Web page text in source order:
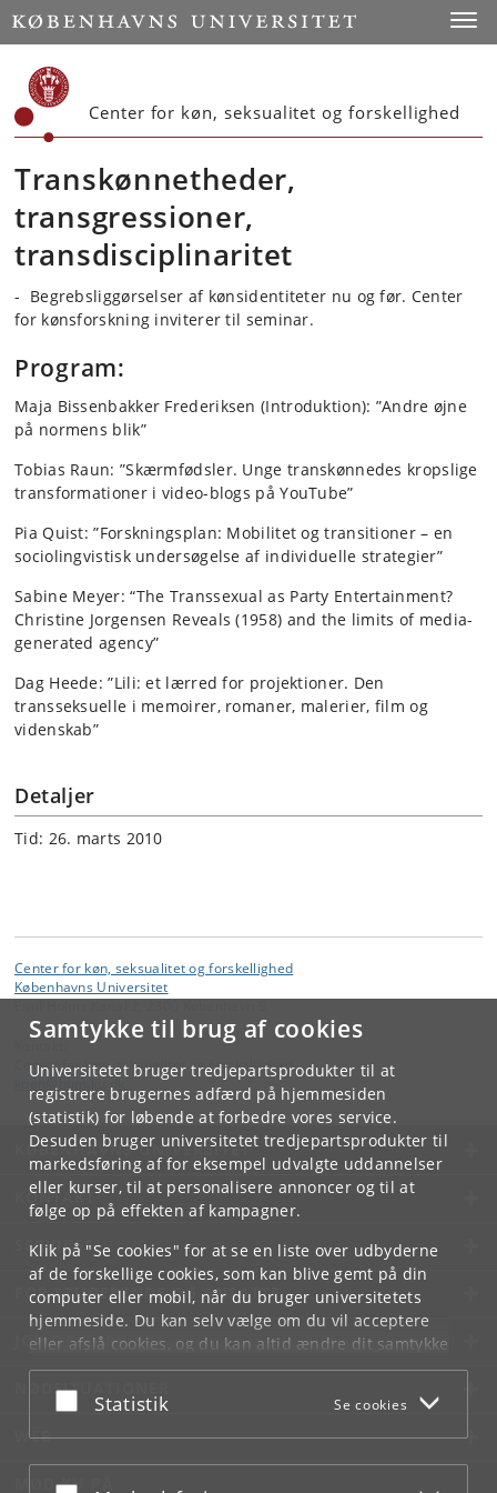
Samtykke til brug af cookies
Universitetet bruger tredjepartsprodukter til at
registrere brugernes adfærd på hjemmesiden
(statistik) for løbende at forbedre vores service.
Desuden bruger universitetet tredjepartsprodukter til
markedsføring af for eksempel udvalgte uddannelser
eller kurser, til at personalisere annoncer og til at
følge op på effekten af kampagner.
Klik på "Se cookies" for at se en liste over udbyderne
af de forskellige cookies, som kan blive gemt på din
computer eller mobil, når du bruger universitetets
hjemmeside. Du kan selv vælge om du vil acceptere
eller afslå cookies, og du kan altid ændre dit samtykke
underCookie- og privatlivspolitiksom du finder i
bunden af hver side.
Acceptér eller afslå
Statistik Se cookies
Start
Center for køn, seksualitet og forskellighed
Transkønnetheder,
transgressioner,
transdisciplinaritet
- Begrebsliggørselser af kønsidentiteter nu og før. Center
for kønsforskning inviterer til seminar.
Program:
Maja Bissenbakker Frederiksen (Introduktion): ”Andre øjne
på normens blik”
Tobias Raun: ”Skærmfødsler. Unge transkønnedes kropslige
transformationer i video-blogs på YouTube”
Pia Quist: ”Forskningsplan: Mobilitet og transitioner – en
sociolingvistisk undersøgelse af individuelle strategier”
Sabine Meyer: “The Transsexual as Party Entertainment?
Christine Jorgensen Reveals (1958) and the limits of media-
generated agency”
Dag Heede: ”Lili: et lærred for projektioner. Den
transseksuelle i memoirer, romaner, malerier, film og
videnskab”
Detaljer
Tid: 26. marts 2010
Center for køn, seksualitet og forskellighed
Københavns Universitet
Center for køn, seksualitet og forskellighed
KØBENHAVNS UNIVERSITET
KONTAKT
SERVICES
FOR STUDERENDE OG ANSATTE
JOB OG KARRIERE
NØDSITUATIONER
WEB
MØD KU PÅ